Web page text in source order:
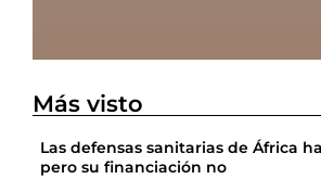
Más visto
Las defensas sanitarias de África
pero su financiación no